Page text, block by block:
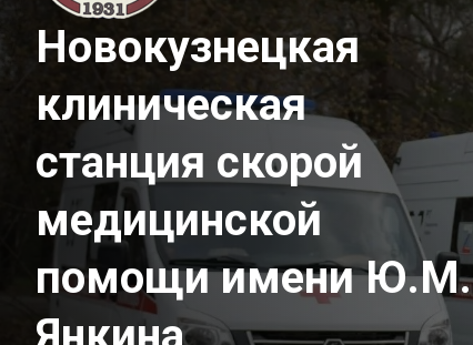
Новокузнецкая
клиническая
станция скорой
медицинской
помощи имени Ю.М.